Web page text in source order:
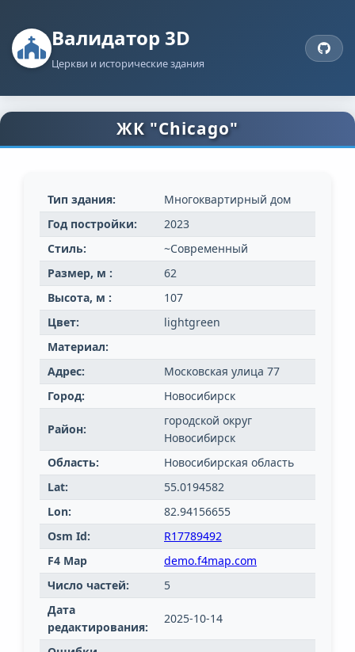
Валидатор 3D
Церкви и исторические здания
ЖК "Chicago"
Тип здания:
Многоквартирный дом
Год постройки:
2023
Стиль:
~Современный
Размер, м :
62
Высота, м :
107
Цвет:
lightgreen
Материал:
Адрес:
Московская улица 77
Город:
Новосибирск
Район:
городской округ
Новосибирск
Область:
Новосибирская область
Lat:
55.0194582
Lon:
82.94156655
Osm Id:
R17789492
F4 Map
demo.f4map.com
Число частей:
5
Дата
редактирования:
2025-10-14